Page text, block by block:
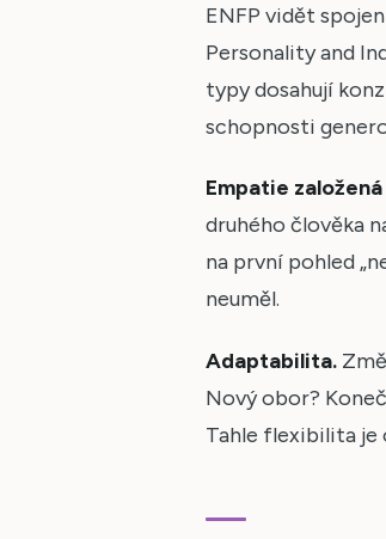
ENFP vidět
Personality and
typy dosahují
schopnosti
Empatie
druhého člověka
na první pohled
neuměl.
Adaptabilita.
Nový obor?
Tahle flexibilita je